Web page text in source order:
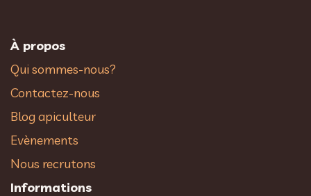
À propos
Qui sommes-nous?
Contactez-nous
Blog apiculteur
Evènements
Nous recrutons
Informations